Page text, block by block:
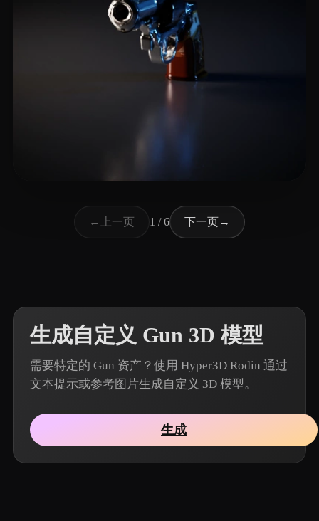
←
上一页 1 / 6 下一页→
生成自定义 Gun 3D 模型
需要特定的 Gun 资产？使用 Hyper3D Rodin 通过
文本提示或参考图片生成自定义 3D 模型。
生成